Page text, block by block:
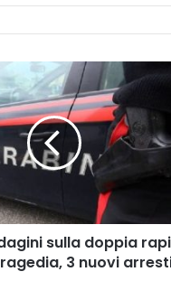
te
sulla doppia
3 nuovi